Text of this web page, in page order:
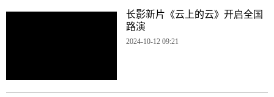
长影新片《云上的云》开启全国
路演
2024-10-12 09:21